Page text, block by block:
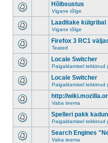
Hõlbsustus
Vigane tõlge
Laaditake külgribal
Vigane tõlge
Firefox 3 RC1
Teated
Locale Switcher
Paigaldamisel tekkinud
Locale Switcher
Paigaldamisel tekkinud
http://
Vaba teema
Spelleri pakk
Paigaldamisel tekkinud
Search Engines
Vaba teema